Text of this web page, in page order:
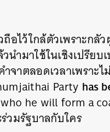
ไว้ใกล้ตัวเพราะกลั
ำมาใช้ในเชิงเปรียบ
าตลอดเวลาเพราะ
Party has
he will form a
วมรัฐบาลกับใคร